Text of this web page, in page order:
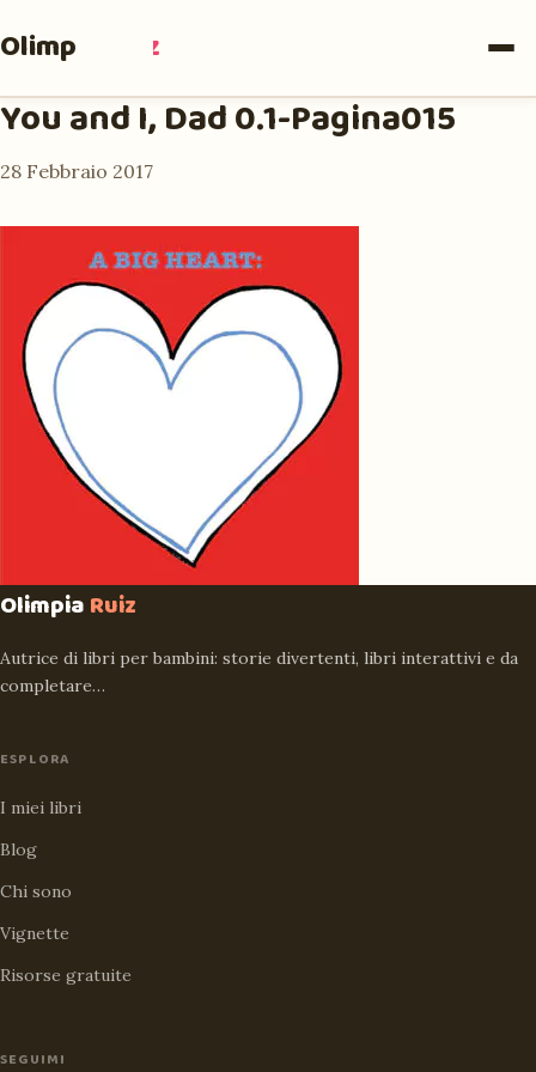
Olimpia Ruiz
You and I, Dad 0.1-Pagina015
28 Febbraio 2017
OlimpiaRuiz
Autrice di libri per bambini: storie divertenti, libri interattivi e da
completare…
ESPLORA
I miei libri
Blog
Chi sono
Vignette
Risorse gratuite
SEGUIMI